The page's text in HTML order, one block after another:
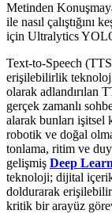
Metinden
ile nasıl çalıştığını
için Ultralytics
Text-to-Speech
erişilebilirlik
olarak adlandırılan
gerçek zamanlı
alarak bunları işitsel
robotik ve doğal
tonlama, ritim ve
gelişmiş Deep
teknoloji; dijital
doldurarak
kritik bir arayüz